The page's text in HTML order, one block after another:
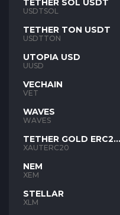
TETHER SOL USDT
USDTSOL
TETHER TON USDT
USDTTON
UTOPIA USD
UUSD
VECHAIN
VET
WAVES
WAVES
TETHER GOLD ERC20
XAUT
XAUTERC20
NEM
XEM
STELLAR
XLM